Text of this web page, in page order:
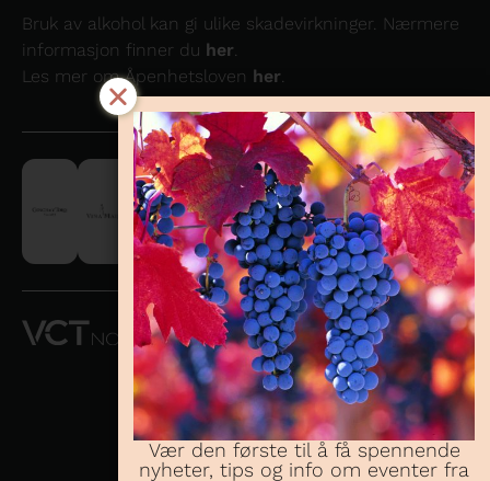
Bruk av alkohol kan gi ulike skadevirkninger. Nærmere
informasjon finner du her
Les mer om Åpenhetsloven her
VCT NORWAY
AS OG
CONCHA Y
TORO
NORWAY AS
Telefon:23 08 38
Vær den første til å få spennende
nyheter, tips og info om eventer fra